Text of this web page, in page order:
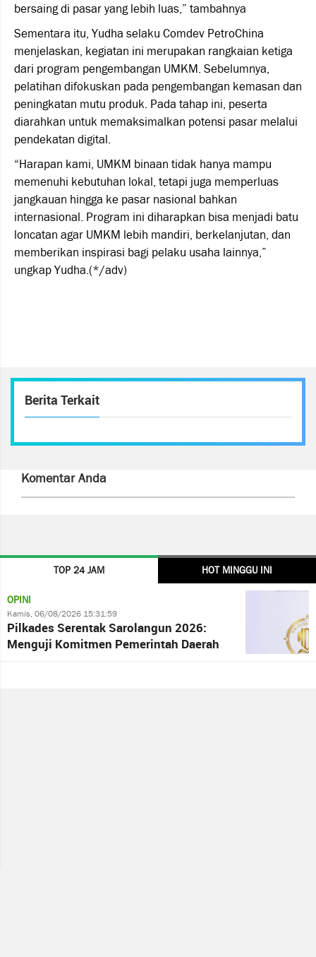
bersaing di pasar yang lebih luas,” tambahnya
Sementara itu, Yudha selaku Comdev PetroChina
menjelaskan, kegiatan ini merupakan rangkaian ketiga
dari program pengembangan UMKM. Sebelumnya,
pelatihan difokuskan pada pengembangan kemasan dan
peningkatan mutu produk. Pada tahap ini, peserta
diarahkan untuk memaksimalkan potensi pasar melalui
pendekatan digital.
“Harapan kami, UMKM binaan tidak hanya mampu
memenuhi kebutuhan lokal, tetapi juga memperluas
jangkauan hingga ke pasar nasional bahkan
internasional. Program ini diharapkan bisa menjadi batu
loncatan agar UMKM lebih mandiri, berkelanjutan, dan
memberikan inspirasi bagi pelaku usaha lainnya,”
ungkap Yudha.(*/adv)
Berita Terkait
Komentar Anda
TOP 24 JAM HOT MINGGU INI
OPINI
Kamis, 06/08/2026 15:31:59
Pilkades Serentak Sarolangun 2026:
Menguji Komitmen Pemerintah Daerah